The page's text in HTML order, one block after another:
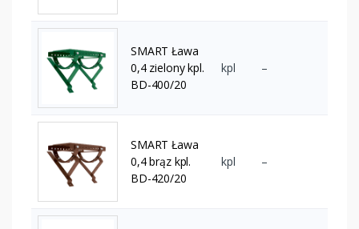
SMART Ława
0,4 zielony kpl.
BD-400/20
kpl –
SMART Ława
0,4 brąz kpl.
BD-420/20
kpl –